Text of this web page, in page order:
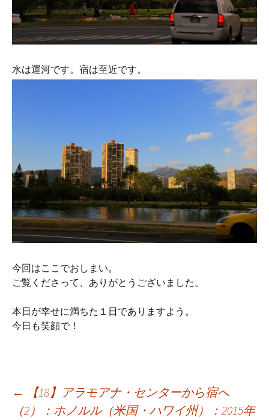
水は運河です。宿は至近です。
今回はここでおしまい。
ご覧くださって、ありがとうございました。
本日が幸せに満ちた１日でありますよう。
今日も笑顔で！
投
←
【18】アラモアナ・センターから宿へ
（2）：ホノルル（米国・ハワイ州）：2015年